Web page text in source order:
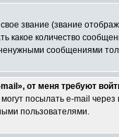
звание (звание
какое количество
сообщениями
от меня требуют
посылать e-mail
пользователями.